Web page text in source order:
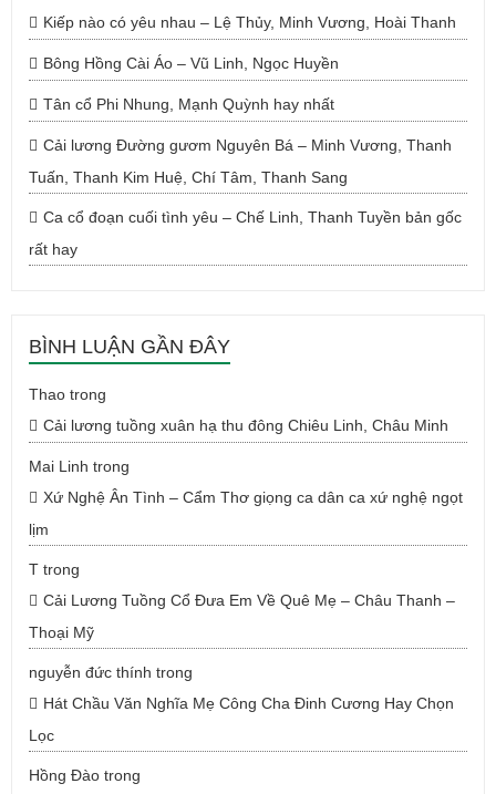
Kiếp nào có yêu nhau – Lệ Thủy, Minh Vương, Hoài Thanh
Bông Hồng Cài Áo – Vũ Linh, Ngọc Huyền
Tân cổ Phi Nhung, Mạnh Quỳnh hay nhất
Cải lương Đường gươm Nguyên Bá – Minh Vương, Thanh
Tuấn, Thanh Kim Huệ, Chí Tâm, Thanh Sang
Ca cổ đoạn cuối tình yêu – Chế Linh, Thanh Tuyền bản gốc
rất hay
BÌNH LUẬN GẦN ĐÂY
Thao trong
Cải lương tuồng xuân hạ thu đông Chiêu Linh, Châu Minh
Mai Linh trong
Xứ Nghệ Ân Tình – Cẩm Thơ giọng ca dân ca xứ nghệ ngọt
lịm
T trong
Cải Lương Tuồng Cổ Đưa Em Về Quê Mẹ – Châu Thanh –
Thoại Mỹ
nguyễn đức thính trong
Hát Chầu Văn Nghĩa Mẹ Công Cha Đinh Cương Hay Chọn
Lọc
Hồng Đào trong